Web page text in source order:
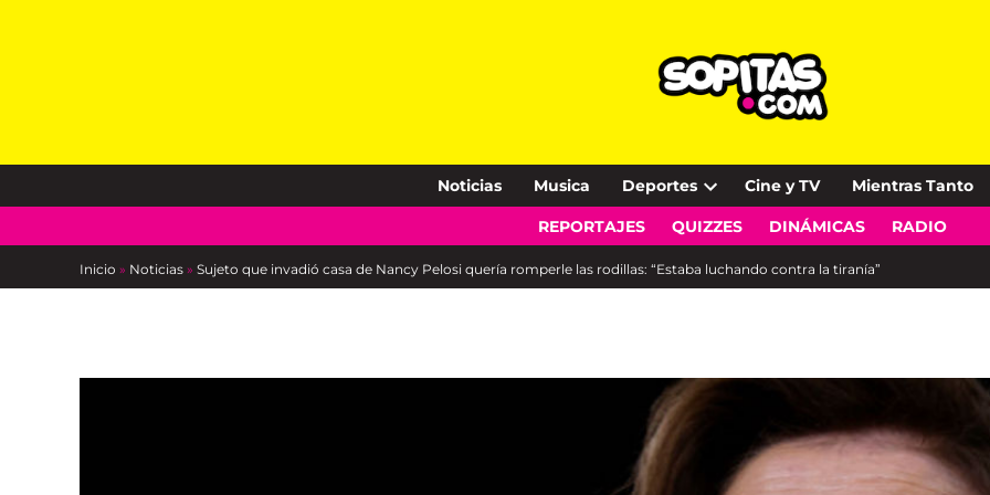
Noticias Musica Deportes
Open
dropdown
Cine y TV Mientras Tanto
REPORTAJES QUIZZES DINÁMICAS RADIO
Inicio » Noticias » Sujeto que invadió casa de Nancy Pelosi quería romperle las rodillas: “Estaba luchando contra la tiranía”